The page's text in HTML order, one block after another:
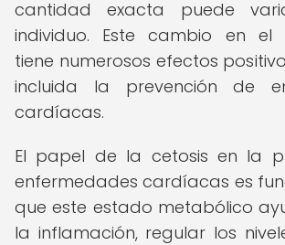
cantidad exacta puede
individuo. Este cambio en el
tiene numerosos efectos
incluida la prevención de
cardíacas.
El papel de la cetosis en la
enfermedades cardíacas es
que este estado metabólico
la inflamación, regular los